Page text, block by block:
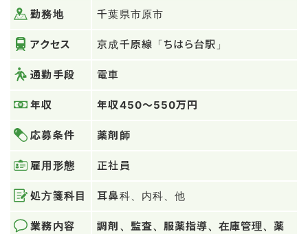
勤務地 千葉県市原市
アクセス 京成千原線「ちはら台駅」
通勤手段 電車
年収 年収450～550万円
応募条件 薬剤師
雇用形態 正社員
処方箋科目 耳鼻科、内科、他
業務内容
調剤、監査、服薬指導、在庫管理、薬